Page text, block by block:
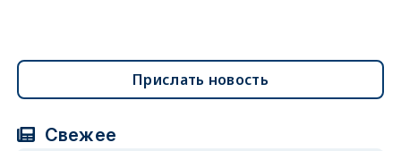
Прислать новость
Свежее